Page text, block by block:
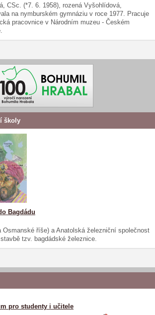
CSc. (*7. 6. 1958), rozená Vyšohlídová,
na nymburském gymnáziu v roce 1977. Pracuje
pracovnice v Národním muzeu - Českém
školy
Bagdádu
Osmanské říše) a Anatolská železniční společnost
tzv. bagdádské železnice.
pro studenty i učitele